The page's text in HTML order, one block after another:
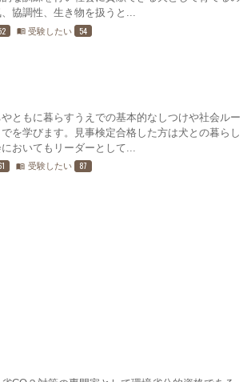
協調性、生き物を扱うと...
menu_book 受験したい 54
ともに暮らすうえでの基本的なしつけや社会ルー
を学びます。見事検定合格した方は犬との暮らし
おいてもリーダーとして...
menu_book 受験したい 87